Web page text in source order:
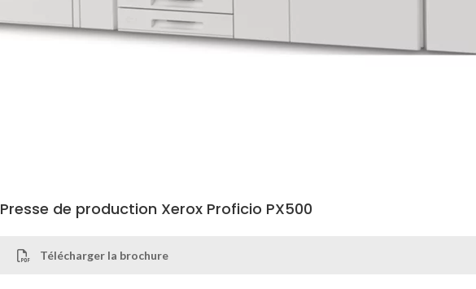
Pour quel volume la Proficio PX300 est-elle recommandée ?
150 000 pages par mois en usage recommandé, avec un cycle maximal de 750 000 pages —
certifiés valident le dimensionnement sur vos volumes réels.
La 5e station de couleur en option accueille des encres spécialisées au-delà de la
Oui : elle est certifiée EPEAT et ENERGY STAR, et D&O Partners l’accompagne du
Presse de production Xerox Proficio PX500
Télécharger la brochure